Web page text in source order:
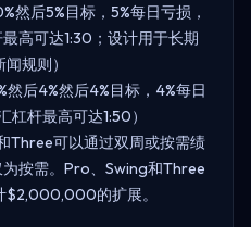
然后5%目标，5%每日亏损，
高可达1:30；设计用于长期
规则）
后4%然后4%目标，4%每日
杆最高可达1:50）
Three可以通过双周或按需绩
按需。Pro、Swing和Three
$2,000,000的扩展。